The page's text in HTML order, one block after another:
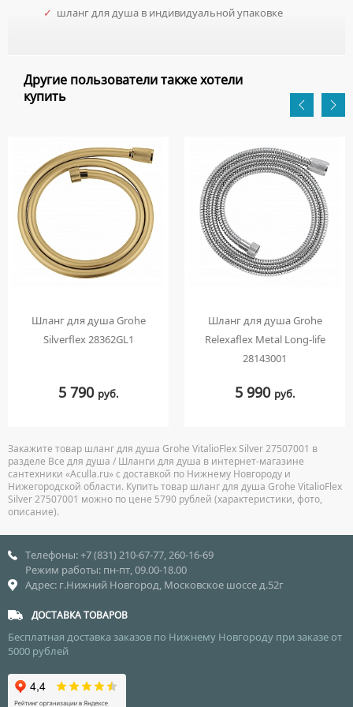
✓ шланг для душа в индивидуальной упаковке
Другие пользователи также хотели
купить
Шланг для душа Grohe
Silverflex 28362GL1
5 790 руб.
Шланг для душа Grohe
Relexaflex Metal Long-life
28143001
5 990 руб.
Закажите товар шланг для душа Grohe VitalioFlex Silver 27507001 в
разделе Все для душа / Шланги для душа в интернет-магазине
сантехники «Aculla.ru» с доставкой по Нижнему Новгороду и
Нижегородской области. Купить товар шланг для душа Grohe VitalioFlex
Silver 27507001 можно по цене 5790 рублей (характеристики, фото,
описание).
Телефоны: +7 (831) 210-67-77, 260-16-69
Режим работы: пн-пт, 09.00-18.00
Адрес: г.Нижний Новгород, Московское шоссе д.52г
ДОСТАВКА ТОВАРОВ
Бесплатная доставка заказов по Нижнему Новгороду при заказе от
5000 рублей